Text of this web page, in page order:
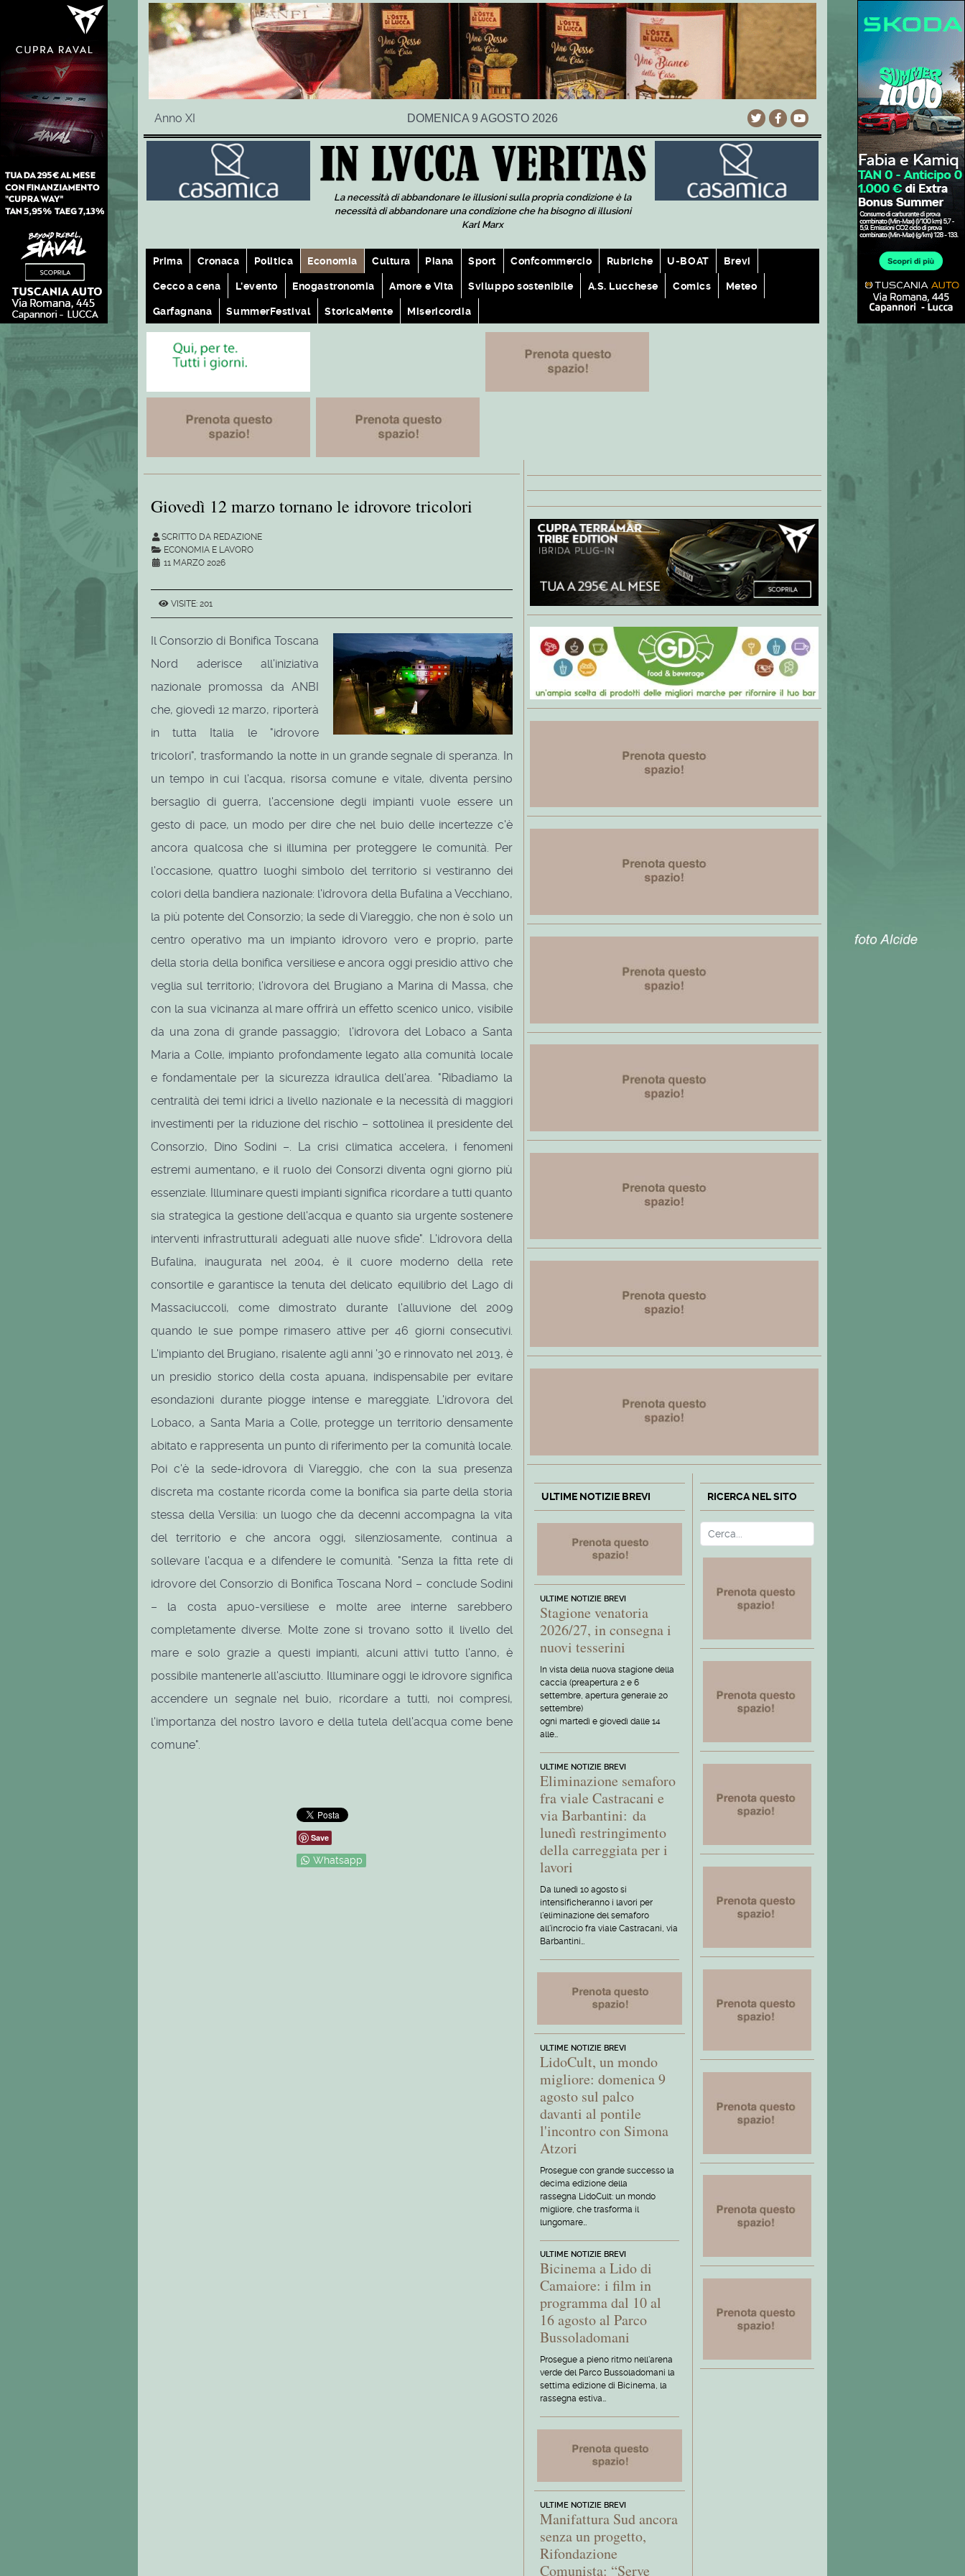
Anno XI DOMENICA 9 AGOSTO 2026
La necessità di abbandonare le illusioni sulla propria condizione è la
necessità di abbandonare una condizione che ha bisogno di illusioni
Karl Marx
Prima Cronaca Politica Economia Cultura Piana Sport Confcommercio Rubriche U-BOAT Brevi
Cecco a cena L'evento Enogastronomia Amore e Vita Sviluppo sostenibile A.S. Lucchese Comics Meteo
Garfagnana SummerFestival StoricaMente Misericordia
Giovedì 12 marzo tornano le idrovore tricolori
SCRITTO DA REDAZIONE
ECONOMIA E LAVORO
11 MARZO 2026
VISITE: 201
Il Consorzio di Bonifica Toscana
Nord aderisce all'iniziativa
nazionale promossa da ANBI
che, giovedì 12 marzo, riporterà
in tutta Italia le "idrovore
tricolori", trasformando la notte in un grande segnale di speranza. In
un tempo in cui l'acqua, risorsa comune e vitale, diventa persino
bersaglio di guerra, l'accensione degli impianti vuole essere un
gesto di pace, un modo per dire che nel buio delle incertezze c'è
ancora qualcosa che si illumina per proteggere le comunità. Per
l'occasione, quattro luoghi simbolo del territorio si vestiranno dei
colori della bandiera nazionale: l'idrovora della Bufalina a Vecchiano,
la più potente del Consorzio; la sede di Viareggio, che non è solo un
centro operativo ma un impianto idrovoro vero e proprio, parte
della storia della bonifica versiliese e ancora oggi presidio attivo che
veglia sul territorio; l'idrovora del Brugiano a Marina di Massa, che
con la sua vicinanza al mare offrirà un effetto scenico unico, visibile
da una zona di grande passaggio; l'idrovora del Lobaco a Santa
Maria a Colle, impianto profondamente legato alla comunità locale
e fondamentale per la sicurezza idraulica dell'area. "Ribadiamo la
centralità dei temi idrici a livello nazionale e la necessità di maggiori
investimenti per la riduzione del rischio – sottolinea il presidente del
Consorzio, Dino Sodini –. La crisi climatica accelera, i fenomeni
estremi aumentano, e il ruolo dei Consorzi diventa ogni giorno più
essenziale. Illuminare questi impianti significa ricordare a tutti quanto
sia strategica la gestione dell'acqua e quanto sia urgente sostenere
interventi infrastrutturali adeguati alle nuove sfide". L'idrovora della
Bufalina, inaugurata nel 2004, è il cuore moderno della rete
consortile e garantisce la tenuta del delicato equilibrio del Lago di
Massaciuccoli, come dimostrato durante l'alluvione del 2009
quando le sue pompe rimasero attive per 46 giorni consecutivi.
L'impianto del Brugiano, risalente agli anni '30 e rinnovato nel 2013, è
un presidio storico della costa apuana, indispensabile per evitare
esondazioni durante piogge intense e mareggiate. L'idrovora del
Lobaco, a Santa Maria a Colle, protegge un territorio densamente
abitato e rappresenta un punto di riferimento per la comunità locale.
Poi c'è la sede-idrovora di Viareggio, che con la sua presenza
discreta ma costante ricorda come la bonifica sia parte della storia
stessa della Versilia: un luogo che da decenni accompagna la vita
del territorio e che ancora oggi, silenziosamente, continua a
sollevare l'acqua e a difendere le comunità. "Senza la fitta rete di
idrovore del Consorzio di Bonifica Toscana Nord – conclude Sodini
– la costa apuo-versiliese e molte aree interne sarebbero
completamente diverse. Molte zone si trovano sotto il livello del
mare e solo grazie a questi impianti, alcuni attivi tutto l'anno, è
possibile mantenerle all'asciutto. Illuminare oggi le idrovore significa
accendere un segnale nel buio, ricordare a tutti, noi compresi,
l'importanza del nostro lavoro e della tutela dell'acqua come bene
comune".
Save
Whatsapp
ULTIME NOTIZIE BREVI
ULTIME NOTIZIE BREVI
Stagione venatoria
2026/27, in consegna i
nuovi tesserini
In vista della nuova stagione della
caccia (preapertura 2 e 6
settembre, apertura generale 20
settembre)
ogni martedì e giovedì dalle 14
alle…
ULTIME NOTIZIE BREVI
Eliminazione semaforo
fra viale Castracani e
via Barbantini: da
lunedì restringimento
della carreggiata per i
lavori
Da lunedì 10 agosto si
intensificheranno i lavori per
l'eliminazione del semaforo
all'incrocio fra viale Castracani, via
Barbantini…
ULTIME NOTIZIE BREVI
LidoCult, un mondo
migliore: domenica 9
agosto sul palco
davanti al pontile
l'incontro con Simona
Atzori
Prosegue con grande successo la
decima edizione della
rassegna LidoCult: un mondo
migliore, che trasforma il
lungomare…
ULTIME NOTIZIE BREVI
Bicinema a Lido di
Camaiore: i film in
programma dal 10 al
16 agosto al Parco
Bussoladomani
Prosegue a pieno ritmo nell'arena
verde del Parco Bussoladomani la
settima edizione di Bicinema, la
rassegna estiva…
ULTIME NOTIZIE BREVI
Manifattura Sud ancora
senza un progetto,
Rifondazione
Comunista: “Serve
RICERCA NEL SITO
Cerca Type 2 or more characters